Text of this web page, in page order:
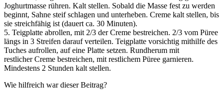
Joghurtmasse rühren. Kalt stellen. Sobald die Masse fest zu werden
beginnt, Sahne steif schlagen und unterheben. Creme kalt stellen, bis
sie streichfähig ist (dauert ca. 30 Minuten).
5. Teigplatte abrollen, mit 2/3 der Creme bestreichen. 2/3 vom Püree
längs in 3 Streifen darauf verteilen. Teigplatte vorsichtig mithilfe des
Tuches aufrollen, auf eine Platte setzen. Rundherum mit
restlicher Creme bestreichen, mit restlichem Püree garnieren.
Mindestens 2 Stunden kalt stellen.
Wie hilfreich war dieser Beitrag?